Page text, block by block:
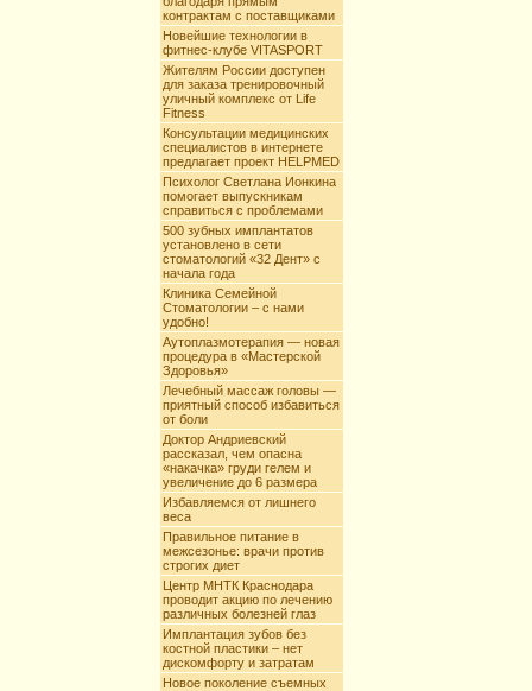
контрактам с поставщиками
Новейшие технологии в
фитнес-клубе VITASPORT
Жителям России доступен
для заказа тренировочный
уличный комплекс от Life
Fitness
Консультации медицинских
специалистов в интернете
предлагает проект HELPMED
Психолог Светлана Ионкина
помогает выпускникам
справиться с проблемами
500 зубных имплантатов
установлено в сети
стоматологий «32 Дент» с
начала года
Клиника Семейной
Стоматологии – с нами
удобно!
Аутоплазмотерапия — новая
процедура в «Мастерской
Здоровья»
Лечебный массаж головы —
приятный способ избавиться
от боли
Доктор Андриевский
рассказал, чем опасна
«накачка» груди гелем и
увеличение до 6 размера
Избавляемся от лишнего
веса
Правильное питание в
межсезонье: врачи против
строгих диет
Центр МНТК Краснодара
проводит акцию по лечению
различных болезней глаз
Имплантация зубов без
костной пластики – нет
дискомфорту и затратам
Новое поколение съемных